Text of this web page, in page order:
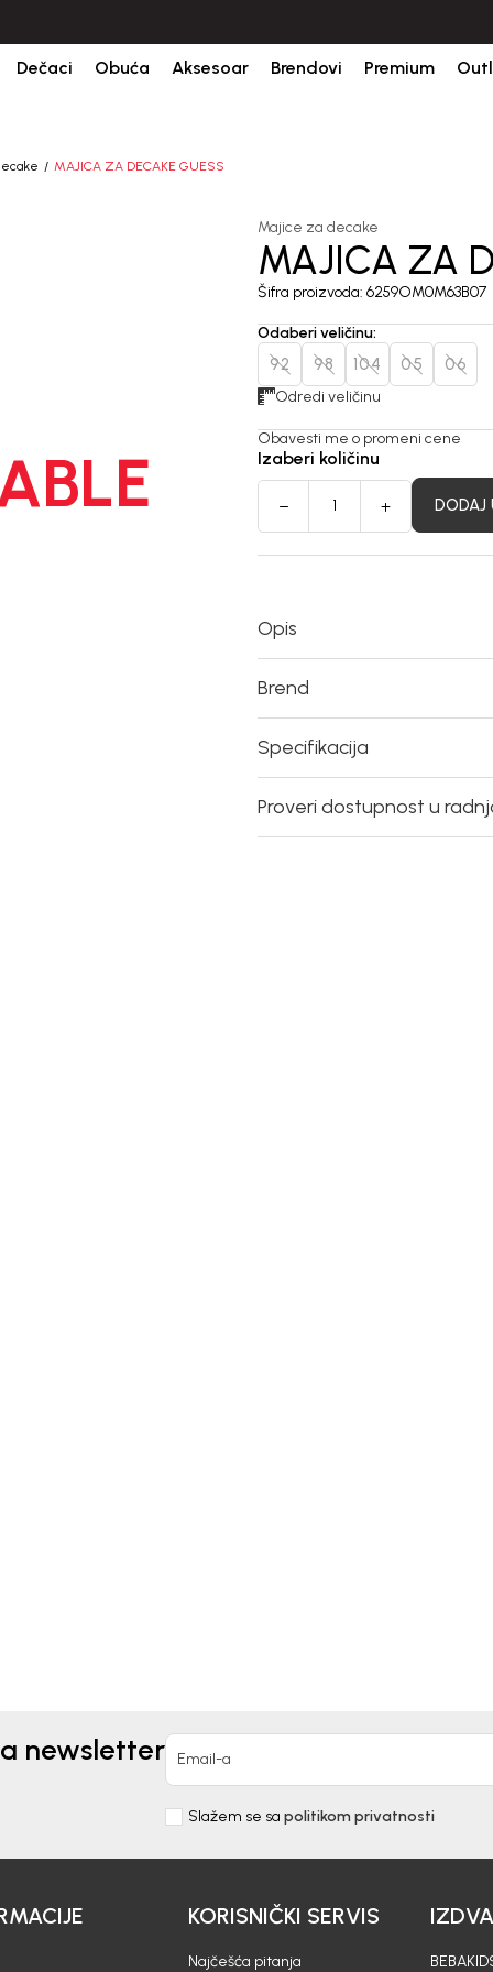
Dečaci Obuća Aksesoar Brendovi Premium
MAJICA ZA DECAKE GUESS
Majice za decake
MAJICA ZA
Šifra proizvoda: 6259OM0M63B07
Odaberi veličinu:
92 98 104 05 06
Odredi veličinu
Obavesti me o promeni cene
Izaberi količinu
DODAJ
Opis
Brend
Specifikacija
Proveri dostupnost u
newsletter Email-a
Slažem se sa politikom privatnosti
KORISNIČKI SERVIS
Najčešća pitanja